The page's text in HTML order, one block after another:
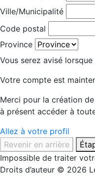
Ville/Municipalité
Code postal
Province
Vous serez avisé
Votre compte est
Merci pour la création
à présent accéder à
Allez à votre profil
Revenir en arrière
Impossible de traiter
Droits d’auteur © 2026